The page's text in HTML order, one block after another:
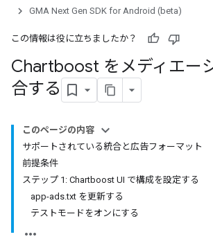
GMA Next Gen SDK for Android (beta)
この情報は役に立ちましたか？
Chartboost をメディエー
合する
このページの内容
サポートされている統合と広告フォーマット
前提条件
ステップ 1: Chartboost UI で構成を設定する
app-ads.txt を更新する
テストモードをオンにする